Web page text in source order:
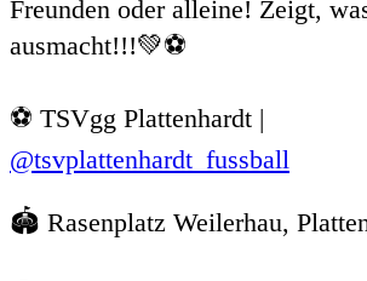
Freunden oder alleine! Zeigt,
ausmacht!!!💚⚽
⚽️ TSVgg Plattenhardt |
@tsvplattenhardt_fussball
🏟️ Rasenplatz Weilerhau,